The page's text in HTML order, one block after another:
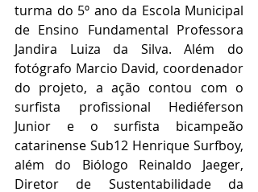
turma do 5º ano da Escola Municipal
de Ensino Fundamental Professora
Jandira Luiza da Silva. Além do
fotógrafo Marcio David, coordenador
do projeto, a ação contou com o
surfista profissional Hediéferson
Junior e o surfista bicampeão
catarinense Sub12 Henrique Surfboy,
além do Biólogo Reinaldo Jaeger,
Diretor de Sustentabilidade da